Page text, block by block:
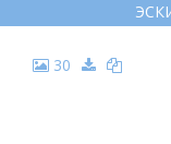
30